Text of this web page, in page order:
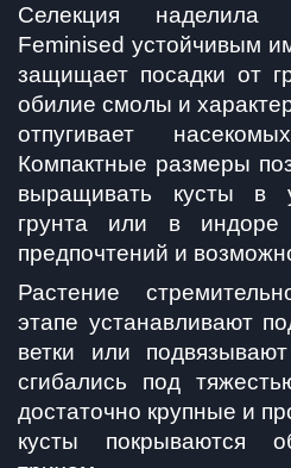
Селекция наделила
Feminised устойчивым
защищает посадки от
обилие смолы и
отпугивает
Компактные размеры
выращивать кусты в
грунта или в
предпочтений и
Растение
этапе устанавливают
ветки или
сгибались под
достаточно крупные и
кусты покрываются